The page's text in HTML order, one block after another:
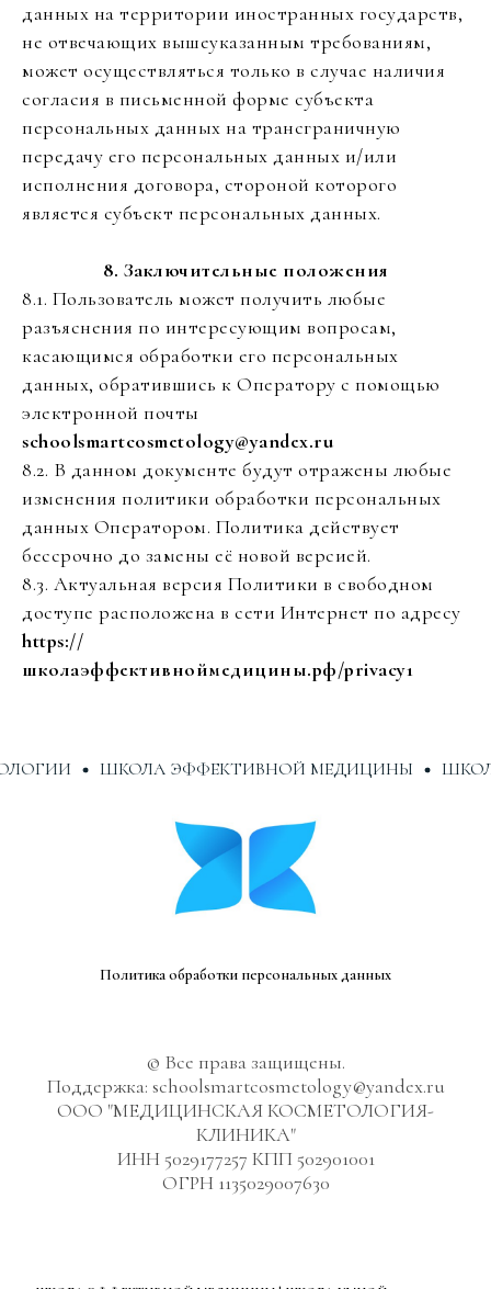
данных на территории иностранных государств,
не отвечающих вышеуказанным требованиям,
может осуществляться только в случае наличия
согласия в письменной форме субъекта
персональных данных на трансграничную
передачу его персональных данных и/или
исполнения договора, стороной которого
является субъект персональных данных.
8. Заключительные положения
8.1. Пользователь может получить любые
разъяснения по интересующим вопросам,
касающимся обработки его персональных
данных, обратившись к Оператору с помощью
электронной почты
schoolsmartcosmetology@yandex.ru
8.2. В данном документе будут отражены любые
изменения политики обработки персональных
данных Оператором. Политика действует
бессрочно до замены её новой версией.
8.3. Актуальная версия Политики в свободном
доступе расположена в сети Интернет по адресу
https://
школаэффективноймедицины.рф/privacy1
ШКОЛА ЭФФЕКТИВНОЙ МЕДИЦИНЫ
Политика обработки персональных данных
© Все права защищены.
Поддержка: schoolsmartcosmetology@yandex.ru
ООО "МЕДИЦИНСКАЯ КОСМЕТОЛОГИЯ-
КЛИНИКА"
ИНН 5029177257 КПП 502901001
ОГРН 1135029007630